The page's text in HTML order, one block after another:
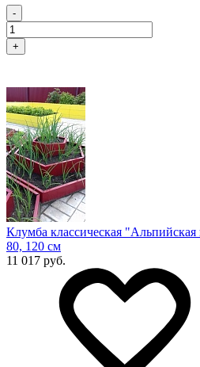
-
+
Клумба классическая "Альпийская
80, 120 см
11 017 руб.